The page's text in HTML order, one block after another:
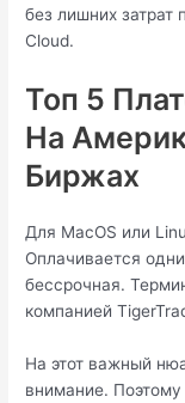
без лишних затрат
Cloud.
Топ 5
На
Биржах
Для MacOS или
Оплачивается
бессрочная.
компанией
На этот важный
внимание.